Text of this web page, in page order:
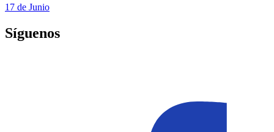
17 de Junio
Síguenos